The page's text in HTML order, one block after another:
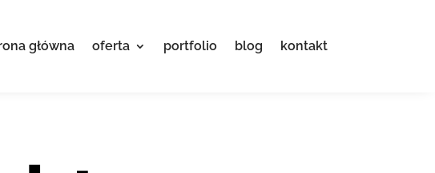
główna oferta portfolio blog kontakt